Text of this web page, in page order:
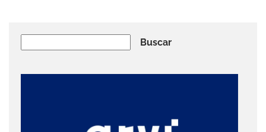
Buscar